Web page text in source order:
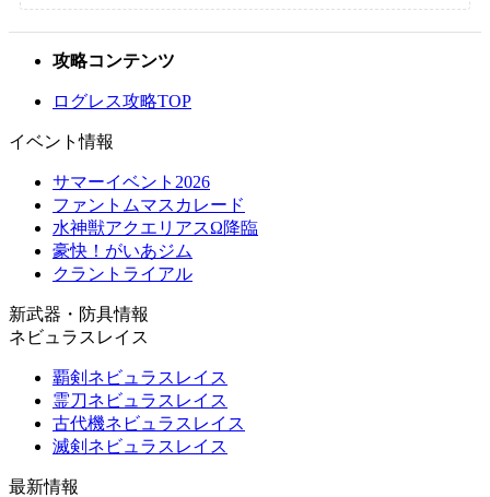
攻略コンテンツ
ログレス攻略TOP
イベント情報
サマーイベント2026
ファントムマスカレード
水神獣アクエリアスΩ降臨
豪快！がいあジム
クラントライアル
新武器・防具情報
ネビュラスレイス
覇剣ネビュラスレイス
霊刀ネビュラスレイス
古代機ネビュラスレイス
滅剣ネビュラスレイス
最新情報